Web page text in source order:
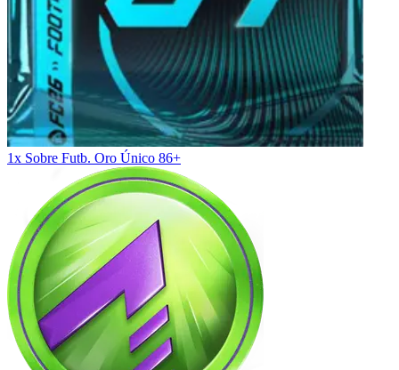
1x Sobre Futb. Oro Único 86+